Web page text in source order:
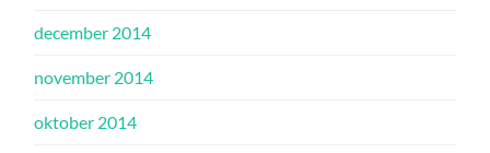
december 2014
november 2014
oktober 2014